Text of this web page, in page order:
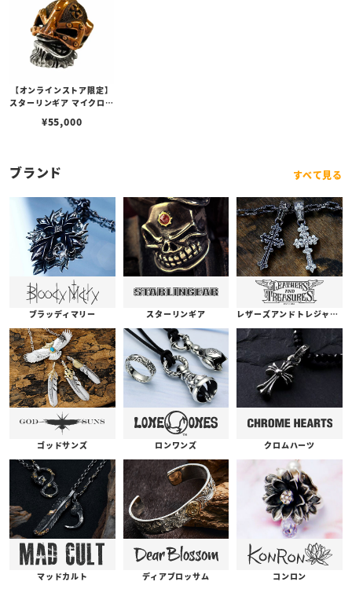
【オンラインストア限定】
スターリンギア マイクロバ
w/コパーヘルメット
¥55,000
ブランド すべて見る
ブラッディマリー スターリンギア レザーズアンドトレジャーズ
ゴッドサンズ ロンワンズ クロムハーツ
マッドカルト ディアブロッサム コンロン